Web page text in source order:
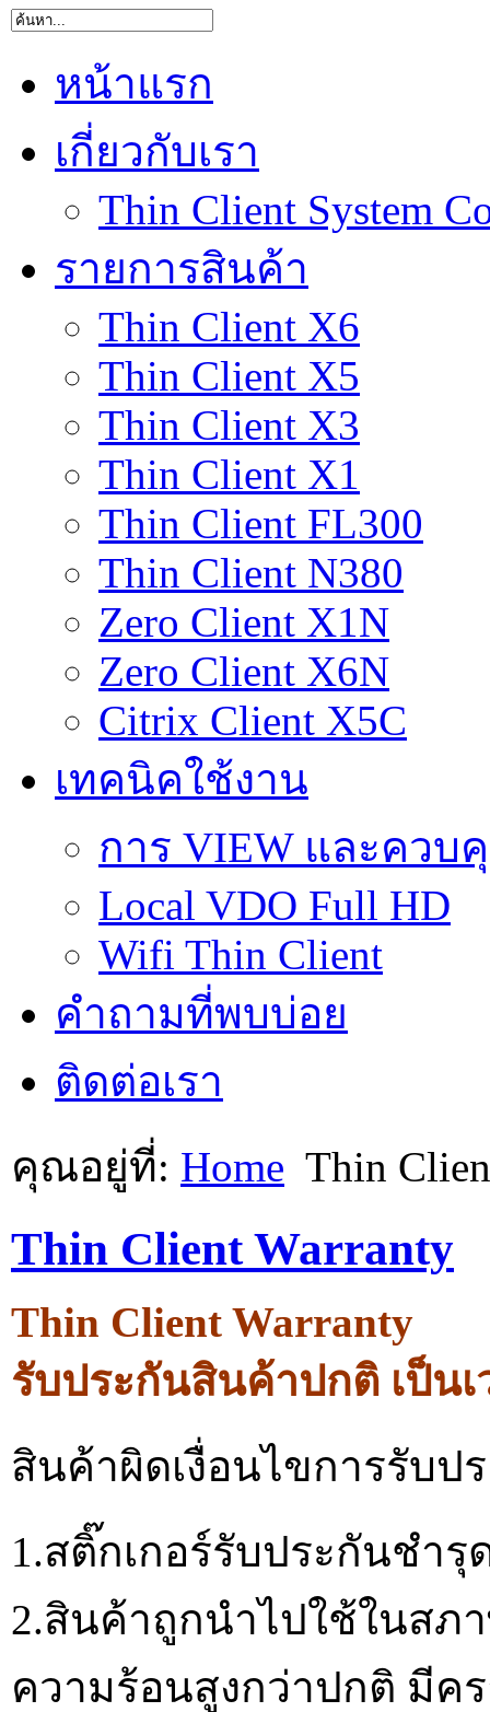
หน้าแรก
เกี่ยวกับเรา
Thin Client System
รายการสินค้า
Thin Client X6
Thin Client X5
Thin Client X3
Thin Client X1
Thin Client FL300
Thin Client N380
Zero Client X1N
Zero Client X6N
Citrix Client X5C
เทคนิคใช้งาน
การ VIEW และควบ
Local VDO Full HD
Wifi Thin Client
คำถามที่พบบ่อย
ติดต่อเรา
คุณอยู่ที่: Home Thin
Thin Client Warranty
Thin Client Warranty
รับประกันสินค้าปกติ เป็น
สินค้าผิดเงื่อนไขการรับ
1.สติ๊กเกอร์รับประกันชำ
2.สินค้าถูกนำไปใช้ในส
ความร้อนสูงกว่าปกติ มีค